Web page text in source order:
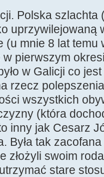
Polska
uprzywilejowaną
(u mnie 8 lat temu
w pierwszym
w Galicji co
rzecz
wszystkich
(która
inny jak Cesarz
Była tak
złożyli swoim
stare